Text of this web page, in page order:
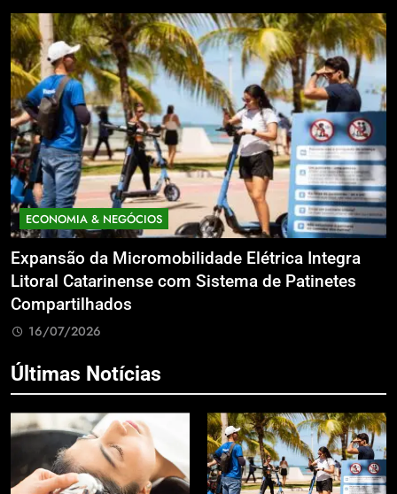
ECONOMIA & NEGÓCIOS
da Micromobilidade Elétrica Integra
Catarinense com Sistema de Patinetes
16/07/2026
Últimas Notícias